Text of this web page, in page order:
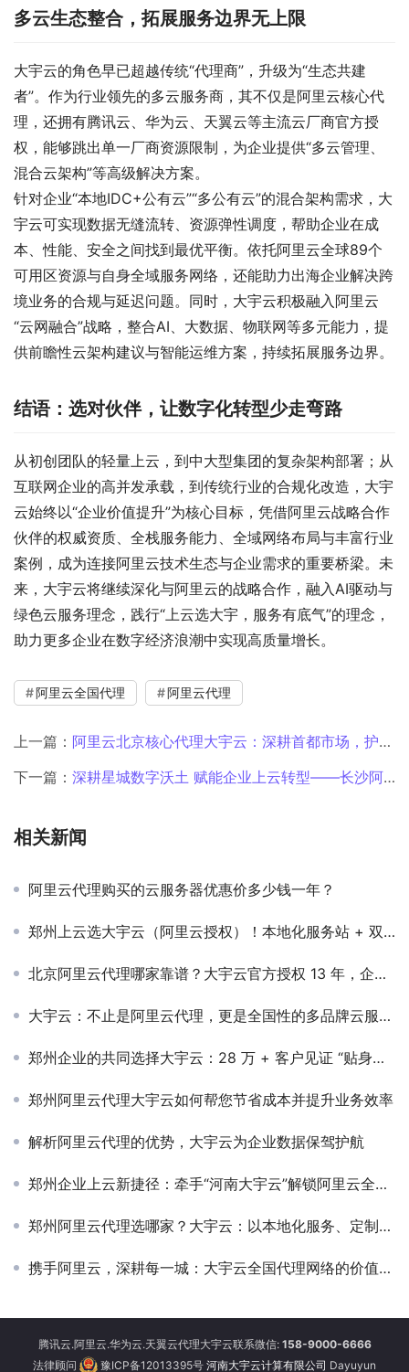
多云生态整合，拓展服务边界无上限
大宇云的角色早已超越传统“代理商”，升级为“生态共建
者”。作为行业领先的多云服务商，其不仅是阿里云核心代
理，还拥有腾讯云、华为云、天翼云等主流云厂商官方授
权，能够跳出单一厂商资源限制，为企业提供“多云管理、
混合云架构”等高级解决方案。
针对企业“本地IDC+公有云”“多公有云”的混合架构需求，大
宇云可实现数据无缝流转、资源弹性调度，帮助企业在成
本、性能、安全之间找到最优平衡。依托阿里云全球89个
可用区资源与自身全域服务网络，还能助力出海企业解决跨
境业务的合规与延迟问题。同时，大宇云积极融入阿里云
“云网融合”战略，整合AI、大数据、物联网等多元能力，提
供前瞻性云架构建议与智能运维方案，持续拓展服务边界。
结语：选对伙伴，让数字化转型少走弯路
从初创团队的轻量上云，到中大型集团的复杂架构部署；从
互联网企业的高并发承载，到传统行业的合规化改造，大宇
云始终以“企业价值提升”为核心目标，凭借阿里云战略合作
伙伴的权威资质、全栈服务能力、全域网络布局与丰富行业
案例，成为连接阿里云技术生态与企业需求的重要桥梁。未
来，大宇云将继续深化与阿里云的战略合作，融入AI驱动与
绿色云服务理念，践行“上云选大宇，服务有底气”的理念，
助力更多企业在数字经济浪潮中实现高质量增长。
阿里云全国代理 阿里云代理
上一篇： 阿里云北京核心代理大宇云：深耕首都市场，护航企业数字化转型
下一篇： 深耕星城数字沃土 赋能企业上云转型——长沙阿里云代理全方位解析
相关新闻
阿里云代理购买的云服务器优惠价多少钱一年？
郑州上云选大宇云（阿里云授权）！本地化服务站 + 双重售后，业务不中断
北京阿里云代理哪家靠谱？大宇云官方授权 13 年，企业上云省钱合规更高效
大宇云：不止是阿里云代理，更是全国性的多品牌云服务整合中心
郑州企业的共同选择大宇云：28 万 + 客户见证 “贴身价值”
郑州阿里云代理大宇云如何帮您节省成本并提升业务效率
解析阿里云代理的优势，大宇云为企业数据保驾护航
郑州企业上云新捷径：牵手“河南大宇云”解锁阿里云全链路价值
郑州阿里云代理选哪家？大宇云：以本地化服务、定制化方案助力企业上云降本增效
携手阿里云，深耕每一城：大宇云全国代理网络的价值闭环
腾讯云.阿里云.华为云.天翼云代理大宇云联系微信: 158-9000-6666
法律顾问
豫ICP备12013395号 河南大宇云计算有限公司 Dayuyun